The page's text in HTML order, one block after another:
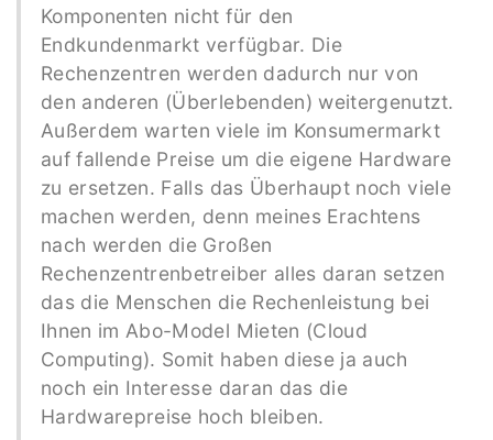
Komponenten nicht für den
Endkundenmarkt verfügbar. Die
Rechenzentren werden dadurch nur von
den anderen (Überlebenden) weitergenutzt.
Außerdem warten viele im Konsumermarkt
auf fallende Preise um die eigene Hardware
zu ersetzen. Falls das Überhaupt noch viele
machen werden, denn meines Erachtens
nach werden die Großen
Rechenzentrenbetreiber alles daran setzen
das die Menschen die Rechenleistung bei
Ihnen im Abo-Model Mieten (Cloud
Computing). Somit haben diese ja auch
noch ein Interesse daran das die
Hardwarepreise hoch bleiben.